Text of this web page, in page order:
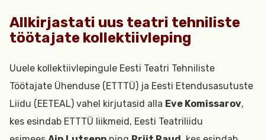
Allkirjastati uus teatri tehniliste
töötajate kollektiivleping
Uuele kollektiivlepingule Eesti Teatri Tehniliste
Töötajate Ühenduse (ETTTÜ) ja Eesti Etendusasutuste
Liidu (EETEAL) vahel kirjutasid alla Eve Komissarov,
kes esindab ETTTÜ liikmeid, Eesti Teatriliidu